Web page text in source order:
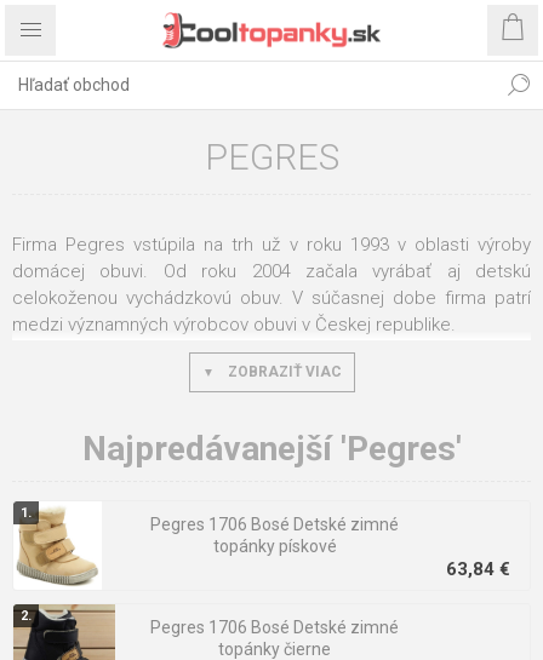
PEGRES
Firma Pegres vstúpila na trh už v roku 1993 v oblasti výroby
domácej obuvi. Od roku 2004 začala vyrábať aj detskú
celokoženou vychádzkovú obuv. V súčasnej dobe firma patrí
medzi významných výrobcov obuvi v Českej republike.
Všetok sortiment koženej obuvi a niektoré vzory domácej
detskej obuvi, sú posielané k dobrovoľnej certifikácii u ITC Zlín
užívať pre dané vzory licenčné oprávnenie Českej obuvníckej a
kožiarskej asociácie na používanie ochrannej známky "
a "Česká kvalita
ZOBRAZIŤ VIAC
Najpredávanejší 'Pegres'
Pegres 1706 Bosé Detské zimné
topánky pískové
63,84 €
Pegres 1706 Bosé Detské zimné
topánky čierne